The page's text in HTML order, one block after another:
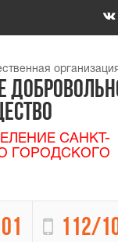
САНКТ-
ГОРОДСКОГО
01  112/